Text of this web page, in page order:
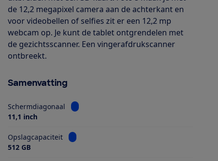
de 12,2 megapixel camera aan de achterkant en
voor videobellen of selfies zit er een 12,2 mp
webcam op. Je kunt de tablet ontgrendelen met
de gezichtsscanner. Een vingerafdrukscanner
ontbreekt.
Samenvatting
Schermdiagonaal
Bekijk informatie voor Schermdiagonaal
11,1 inch
Opslagcapaciteit
Bekijk informatie voor Opslagcapaciteit
512 GB